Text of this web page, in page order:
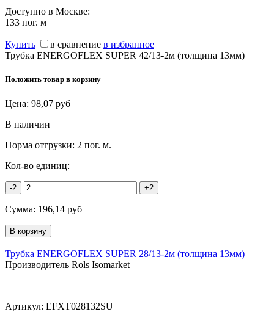
Доступно в Москве:
133 пог. м
Купить в сравнение в избранное
Трубка ENERGOFLEX SUPER 42/13-2м (толщина 13мм)
Положить товар в корзину
Цена: 98,07 руб
В наличии
Норма отгрузки: 2 пог. м.
Кол-во единиц:
-2 +2
Сумма: 196,14 руб
Трубка ENERGOFLEX SUPER 28/13-2м (толщина 13мм)
Производитель Rols Isomarket
Артикул: EFXT028132SU